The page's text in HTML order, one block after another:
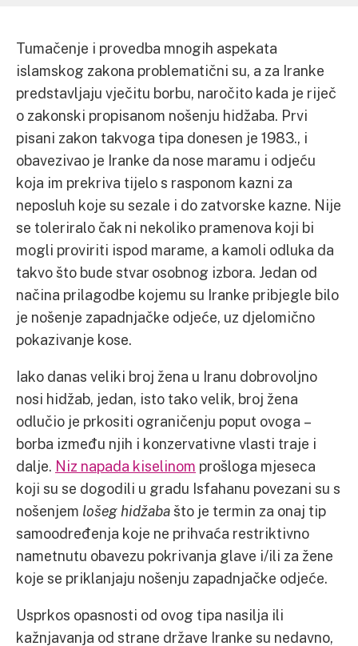
Tumačenje i provedba mnogih aspekata
islamskog zakona problematični su, a za Iranke
predstavljaju vječitu borbu, naročito kada je riječ
o zakonski propisanom nošenju hidžaba. Prvi
pisani zakon takvoga tipa donesen je 1983., i
obavezivao je Iranke da nose maramu i odjeću
koja im prekriva tijelo s rasponom kazni za
neposluh koje su sezale i do zatvorske kazne. Nije
se toleriralo čak ni nekoliko pramenova koji bi
mogli proviriti ispod marame, a kamoli odluka da
takvo što bude stvar osobnog izbora. Jedan od
načina prilagodbe kojemu su Iranke pribjegle bilo
je nošenje zapadnjačke odjeće, uz djelomično
pokazivanje kose.
Iako danas veliki broj žena u Iranu dobrovoljno
nosi hidžab, jedan, isto tako velik, broj žena
odlučio je prkositi ograničenju poput ovoga –
borba između njih i konzervativne vlasti traje i
dalje. Niz napada kiselinom prošloga mjeseca
koji su se dogodili u gradu Isfahanu povezani su s
nošenjem lošeg hidžabašto je termin za onaj tip
samoodređenja koje ne prihvaća restriktivno
nametnutu obavezu pokrivanja glave i/ili za žene
koje se priklanjaju nošenju zapadnjačke odjeće.
Usprkos opasnosti od ovog tipa nasilja ili
kažnjavanja od strane države Iranke su nedavno,